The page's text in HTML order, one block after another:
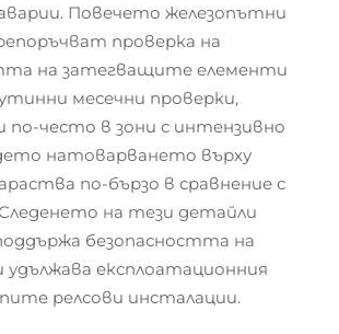
Повечето железопътни
проверка на
на затегващите елементи
месечни проверки,
по-често в зони с интензивно
натоварването върху
по-бързо в сравнение с
на тези детайли
безопасността на
експлоатационния
релсови инсталации.